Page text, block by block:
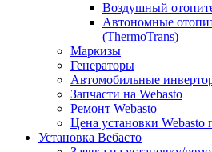
Воздушный
Автономные
(ThermoTrans)
Маркизы
Генераторы
Автомобильные
Запчасти на Webasto
Ремонт Webasto
Цена установки Webasto
Установка Вебасто